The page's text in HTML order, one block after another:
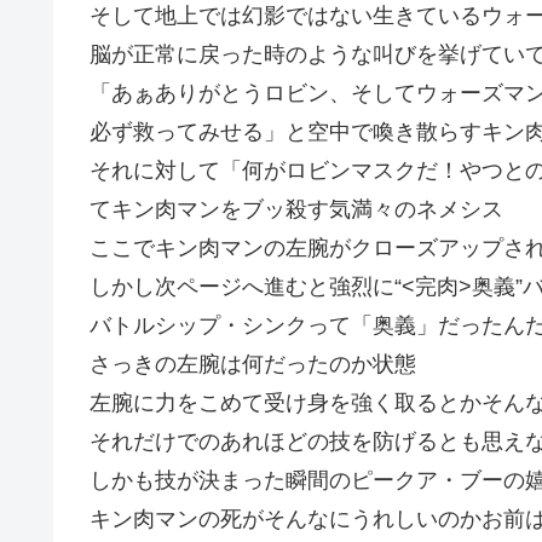
そして地上では幻影ではない生きているウォ
脳が正常に戻った時のような叫びを挙げてい
「あぁありがとうロビン、そしてウォーズ
必ず救ってみせる」と空中で喚き散らすキン
それに対して「何がロビンマスクだ！やつと
てキン肉マンをブッ殺す気満々のネメシス
ここでキン肉マンの左腕がクローズアップさ
しかし次ページへ進むと強烈に“<完肉>奥義
バトルシップ・シンクって「奥義」だったん
さっきの左腕は何だったのか状態
左腕に力をこめて受け身を強く取るとかそん
それだけでのあれほどの技を防げるとも思え
しかも技が決まった瞬間のピークア・ブーの
キン肉マンの死がそんなにうれしいのかお前